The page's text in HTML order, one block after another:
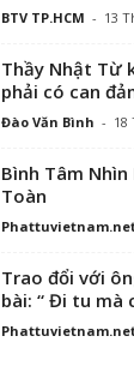
BTV TP.HCM - 13
Thầy Nhật Từ
phải có can
Đào Văn Bình - 18
Bình Tâm Nhìn
Toàn
Trao đổi với
bài: “ Đi tu mà